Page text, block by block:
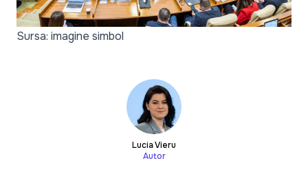
Sursa: imagine simbol
Lucia Vieru
Autor